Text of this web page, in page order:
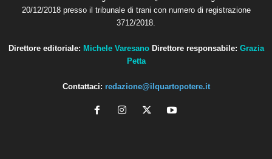
20/12/2018 presso il tribunale di trani con numero di registrazione
3712/2018.
Direttore editoriale: Michele Varesano Direttore responsabile: Grazia
Petta
Contattaci: redazione@ilquartopotere.it